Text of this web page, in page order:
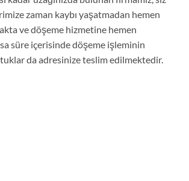
zaman kaybı yaşatmadan hemen
ve döşeme hizmetine hemen
süre içerisinde döşeme işleminin
da adresinize teslim edilmektedir.